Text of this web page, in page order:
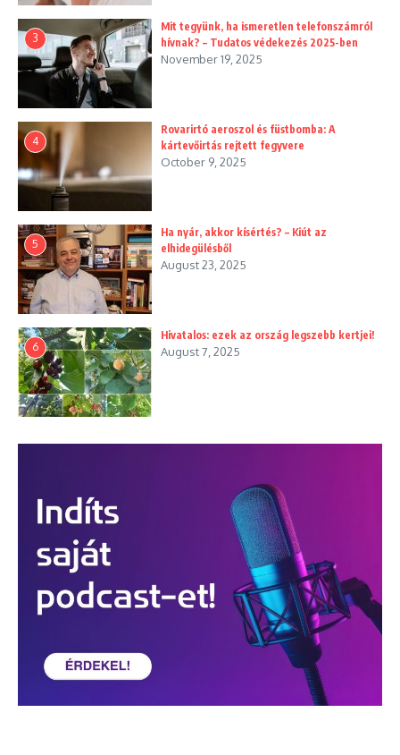
3
Mit tegyünk, ha ismeretlen telefonszámról
hívnak? – Tudatos védekezés 2025-ben
November 19, 2025
4
Rovarirtó aeroszol és füstbomba: A
kártevőirtás rejtett fegyvere
October 9, 2025
5
Ha nyár, akkor kísértés? – Kiút az
elhidegülésből
August 23, 2025
6
Hivatalos: ezek az ország legszebb kertjei!
August 7, 2025